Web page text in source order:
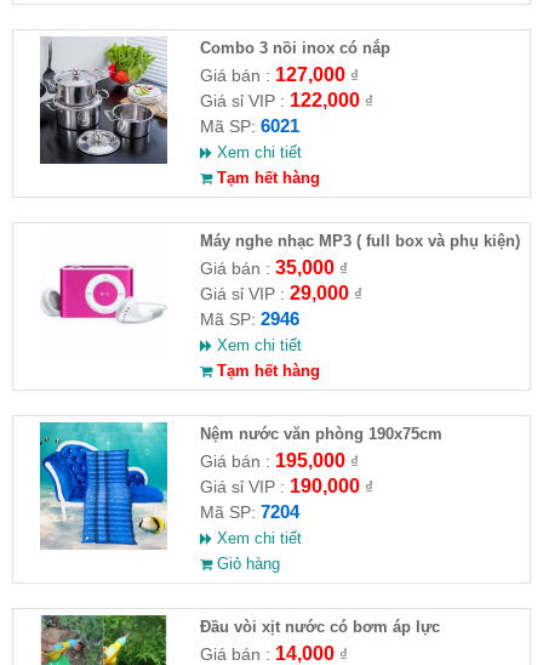
Combo 3 nồi inox có nắp
Giá bán : 127,000₫
Giá sỉ VIP : 122,000₫
Mã SP: 6021
Xem chi tiết
Tạm hết hàng
Máy nghe nhạc MP3 ( full box và phụ kiện)
Giá bán : 35,000₫
Giá sỉ VIP : 29,000₫
Mã SP: 2946
Xem chi tiết
Tạm hết hàng
Nệm nước văn phòng 190x75cm
Giá bán : 195,000₫
Giá sỉ VIP : 190,000₫
Mã SP: 7204
Xem chi tiết
Giỏ hàng
Đầu vòi xịt nước có bơm áp lực
Giá bán : 14,000₫